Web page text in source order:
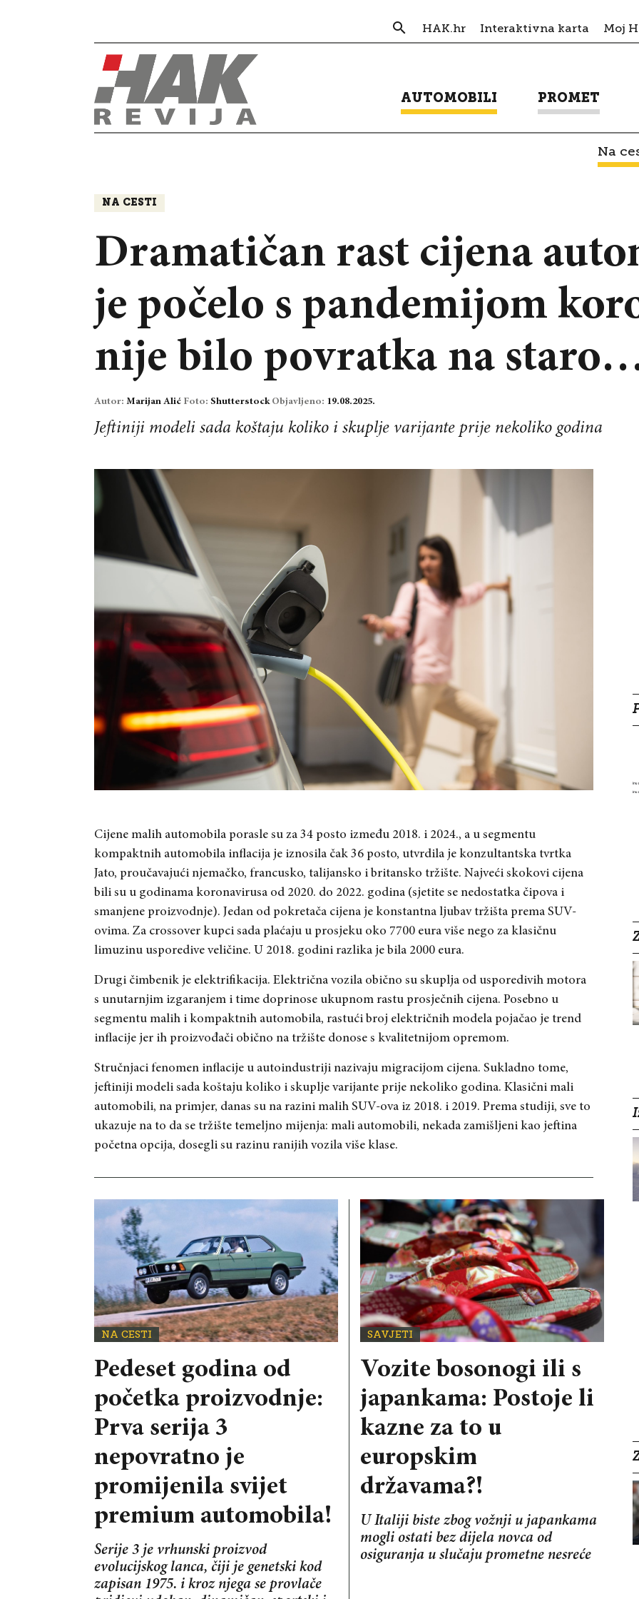
HAK.hr Interaktivna karta Moj
AUTOMOBILI PROMET
Na
NA CESTI
Dramatičan rast cijena
je počelo s pandemijom
nije bilo povratka na
Autor: Marijan Alić Foto: Shutterstock Objavljeno: 19.08.2025.
Jeftiniji modeli sada koštaju koliko i skuplje varijante prije nekoliko godina
Cijene malih automobila porasle su za 34 posto između 2018. i 2024., a u segmentu
kompaktnih automobila inflacija je iznosila čak 36 posto, utvrdila je konzultantska tvrtka
Jato, proučavajući njemačko, francusko, talijansko i britansko tržište. Najveći skokovi cijena
bili su u godinama koronavirusa od 2020. do 2022. godina (sjetite se nedostatka čipova i
smanjene proizvodnje). Jedan od pokretača cijena je konstantna ljubav tržišta prema SUV-
ovima. Za crossover kupci sada plaćaju u prosjeku oko 7700 eura više nego za klasičnu
limuzinu usporedive veličine. U 2018. godini razlika je bila 2000 eura.
Drugi čimbenik je elektrifikacija. Električna vozila obično su skuplja od usporedivih motora
s unutarnjim izgaranjem i time doprinose ukupnom rastu prosječnih cijena. Posebno u
segmentu malih i kompaktnih automobila, rastući broj električnih modela pojačao je trend
inflacije jer ih proizvođači obično na tržište donose s kvalitetnijom opremom.
Stručnjaci fenomen inflacije u autoindustriji nazivaju migracijom cijena. Sukladno tome,
jeftiniji modeli sada koštaju koliko i skuplje varijante prije nekoliko godina. Klasični mali
automobili, na primjer, danas su na razini malih SUV-ova iz 2018. i 2019. Prema studiji, sve to
ukazuje na to da se tržište temeljno mijenja: mali automobili, nekada zamišljeni kao jeftina
početna opcija, dosegli su razinu ranijih vozila više klase.
NA CESTI
Pedeset godina od
početka proizvodnje:
Prva serija 3
nepovratno je
promijenila svijet
premium automobila!
Serije 3 je vrhunski proizvod
evolucijskog lanca, čiji je genetski kod
zapisan 1975. i kroz njega se provlače
SAVJETI
Vozite bosonogi ili s
japankama: Postoje li
kazne za to u
europskim
državama?!
U Italiji biste zbog vožnji u japankama
mogli ostati bez dijela novca od
osiguranja u slučaju prometne nesreće